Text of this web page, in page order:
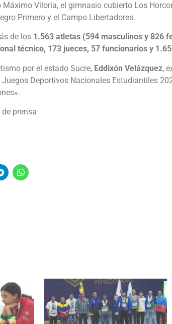
Viloria, el gimnasio cubierto Los
Primero y el Campo Libertadores.
de los 1.563 atletas (594 masculinos y 826
técnico, 173 jueces, 57 funcionarios y
por el estado Sucre, Eddixón Velázquez,
Deportivos Nacionales Estudiantiles
prensa